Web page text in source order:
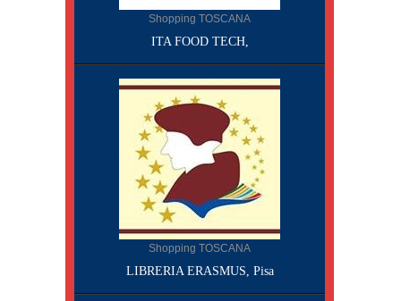
Shopping TOSCANA
ITA FOOD TECH,
Shopping TOSCANA
LIBRERIA ERASMUS, Pisa